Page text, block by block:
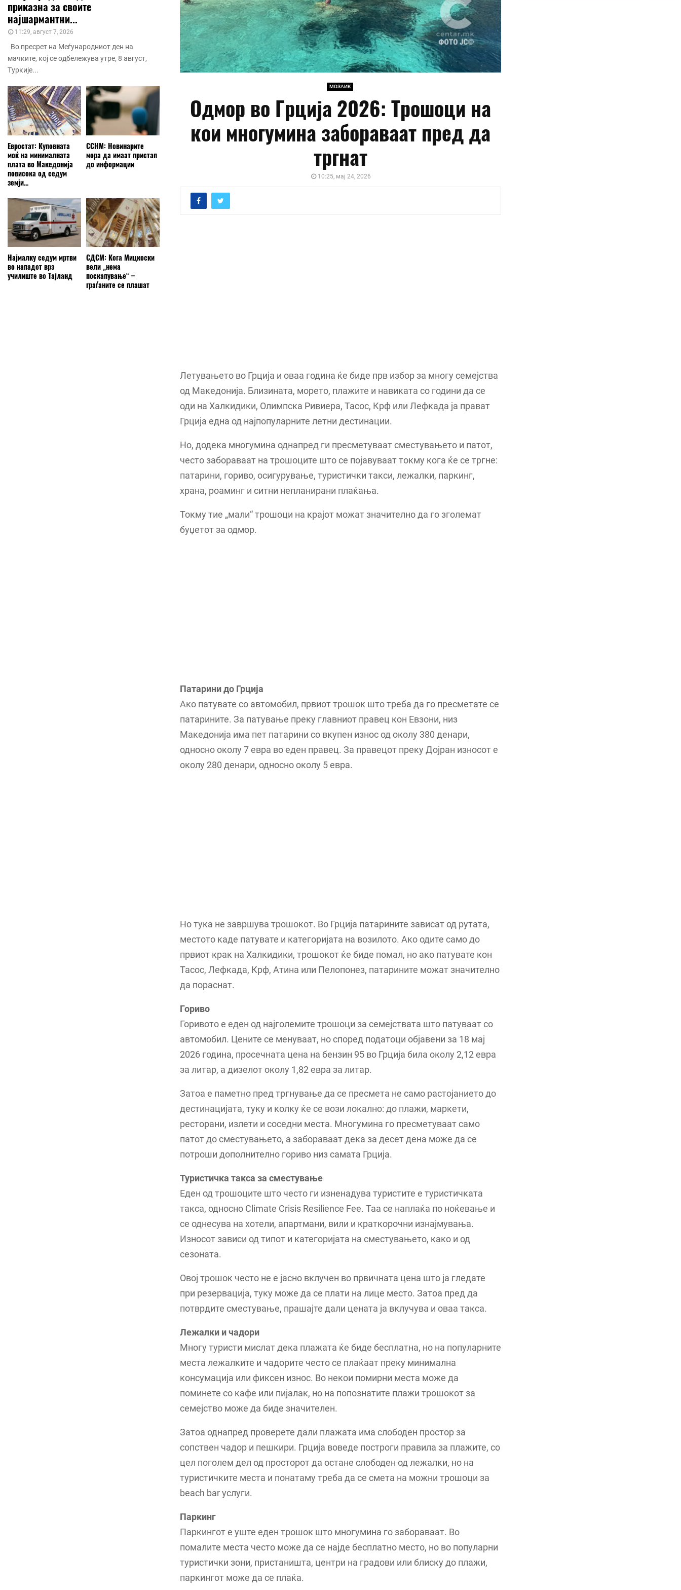
МОЗАИК
Одмор во Грција 2026: Трошоци на
кои многумина забораваат пред да
тргнат
10:25, мај 24, 2026
Летувањето во Грција и оваа година ќе биде прв избор за многу семејства
од Македонија. Близината, морето, плажите и навиката со години да се
оди на Халкидики, Олимпска Ривиера, Тасос, Крф или Лефкада ја прават
Грција една од најпопуларните летни дестинации.
Но, додека многумина однапред ги пресметуваат сместувањето и патот,
често забораваат на трошоците што се појавуваат токму кога ќе се тргне:
патарини, гориво, осигурување, туристички такси, лежалки, паркинг,
храна, роаминг и ситни непланирани плаќања.
Токму тие „мали“ трошоци на крајот можат значително да го зголемат
буџетот за одмор.
Патарини до Грција
Ако патувате со автомобил, првиот трошок што треба да го пресметате се
патарините. За патување преку главниот правец кон Евзони, низ
Македонија има пет патарини со вкупен износ од околу 380 денари,
односно околу 7 евра во еден правец. За правецот преку Дојран износот е
околу 280 денари, односно околу 5 евра.
Но тука не завршува трошокот. Во Грција патарините зависат од рутата,
местото каде патувате и категоријата на возилото. Ако одите само до
првиот крак на Халкидики, трошокот ќе биде помал, но ако патувате кон
Тасос, Лефкада, Крф, Атина или Пелопонез, патарините можат значително
да пораснат.
Гориво
Горивото е еден од најголемите трошоци за семејствата што патуваат со
автомобил. Цените се менуваат, но според податоци објавени за 18 мај
2026 година, просечната цена на бензин 95 во Грција била околу 2,12 евра
за литар, а дизелот околу 1,82 евра за литар.
Затоа е паметно пред тргнување да се пресмета не само растојанието до
дестинацијата, туку и колку ќе се вози локално: до плажи, маркети,
ресторани, излети и соседни места. Многумина го пресметуваат само
патот до сместувањето, а забораваат дека за десет дена може да се
потроши дополнително гориво низ самата Грција.
Туристичка такса за сместување
Еден од трошоците што често ги изненадува туристите е туристичката
такса, односно Climate Crisis Resilience Fee. Таа се наплаќа по ноќевање и
се однесува на хотели, апартмани, вили и краткорочни изнајмувања.
Износот зависи од типот и категоријата на сместувањето, како и од
сезоната.
Овој трошок често не е јасно вклучен во првичната цена што ја гледате
при резервација, туку може да се плати на лице место. Затоа пред да
потврдите сместување, прашајте дали цената ја вклучува и оваа такса.
Лежалки и чадори
Многу туристи мислат дека плажата ќе биде бесплатна, но на популарните
места лежалките и чадорите често се плаќаат преку минимална
консумација или фиксен износ. Во некои помирни места може да
поминете со кафе или пијалак, но на попознатите плажи трошокот за
семејство може да биде значителен.
Затоа однапред проверете дали плажата има слободен простор за
сопствен чадор и пешкири. Грција воведе построги правила за плажите, со
цел поголем дел од просторот да остане слободен од лежалки, но на
туристичките места и понатаму треба да се смета на можни трошоци за
beach bar услуги.
Паркинг
Паркингот е уште еден трошок што многумина го забораваат. Во
помалите места често може да се најде бесплатно место, но во популарни
туристички зони, пристаништа, центри на градови или блиску до плажи,
паркингот може да се плаќа.
приказна за своите
најшармантни...
11:29, август 7, 2026
Во пресрет на Меѓународниот ден на
мачките, кој се одбележува утре, 8 август,
Туркије...
Евростат: Куповната
моќ на минималната
плата во Македонија
повисока од седум
земји...
ССНМ: Новинарите
мора да имаат пристап
до информации
Најмалку седум мртви
во нападот врз
училиште во Тајланд
СДСМ: Кога Мицкоски
вели „нема
поскапување“ –
граѓаните се плашат